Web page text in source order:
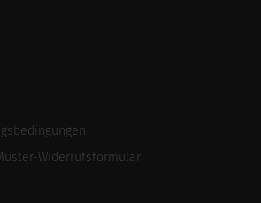
Widerrufsformular